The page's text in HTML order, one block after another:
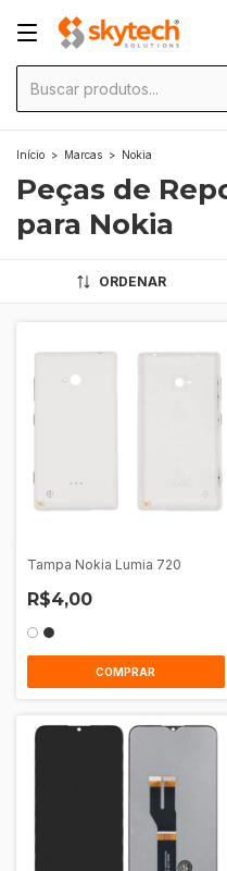
Início > Marcas > Nokia
Peças de
para Nokia
ORDENAR
Tampa Nokia Lumia 720
R$4,00
COMPRAR